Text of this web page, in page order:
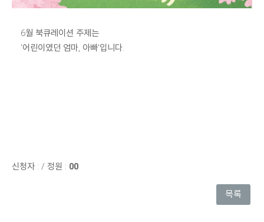
6월 북큐레이션 주제는
'어린이였던 엄마, 아빠'입니다.
신청자 : / 정원 : 00
목록